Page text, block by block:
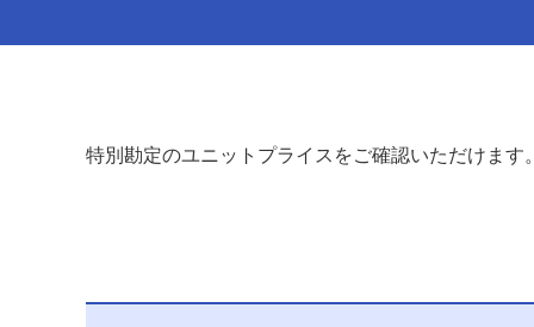
特別勘定のユニットプライスをご確認いただけます。